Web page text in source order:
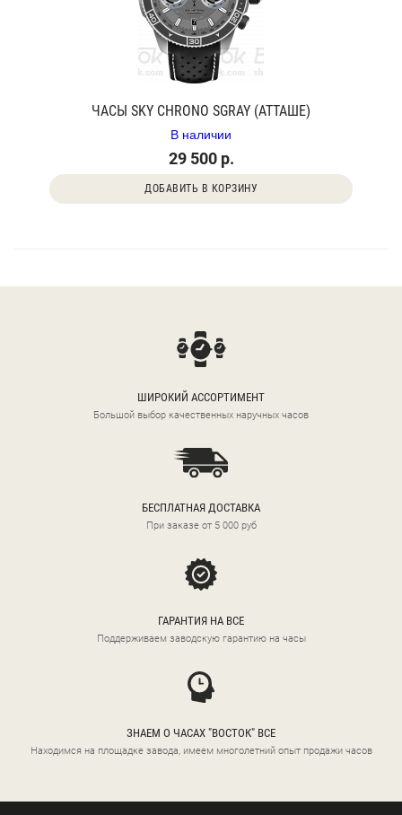
ЧАСЫ SKY CHRONO SGRAY (АТТАШЕ)
В наличии
29 500 р.
ДОБАВИТЬ В КОРЗИНУ
ШИРОКИЙ АССОРТИМЕНТ
Большой выбор качественных наручных часов
БЕСПЛАТНАЯ ДОСТАВКА
При заказе от 5 000 руб
ГАРАНТИЯ НА ВСЕ
Поддерживаем заводскую гарантию на часы
ЗНАЕМ О ЧАСАХ "ВОСТОК" ВСЕ
Находимся на площадке завода, имеем многолетний опыт продажи часов